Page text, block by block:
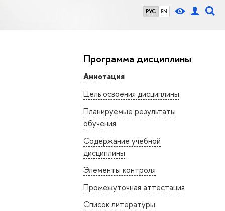
РУС EN
Программа дисциплины
Аннотация
Цель освоения дисциплины
Планируемые результаты
обучения
Содержание учебной
дисциплины
Элементы контроля
Промежуточная аттестация
Список литературы